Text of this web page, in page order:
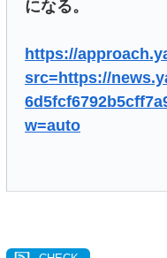
になる。
https://
src=https://
w=auto